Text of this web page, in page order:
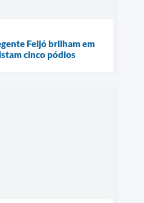
Feijó brilham em
cinco pódios